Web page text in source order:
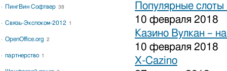
Популярные слоты
10 февраля 2018
Казино Вулкан –
10 февраля 2018
X-Cazino
ПингВин Софтвер 38
Связь-Экспоком-2012 1
OpenOffice.org 2
партнерство 1